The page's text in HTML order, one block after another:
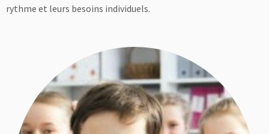
rythme et leurs besoins individuels.